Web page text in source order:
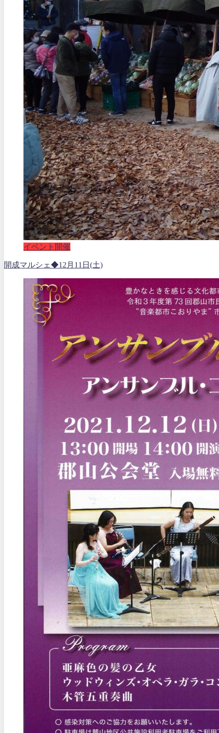
イベント開催
開成マルシェ◆12月11日(土)